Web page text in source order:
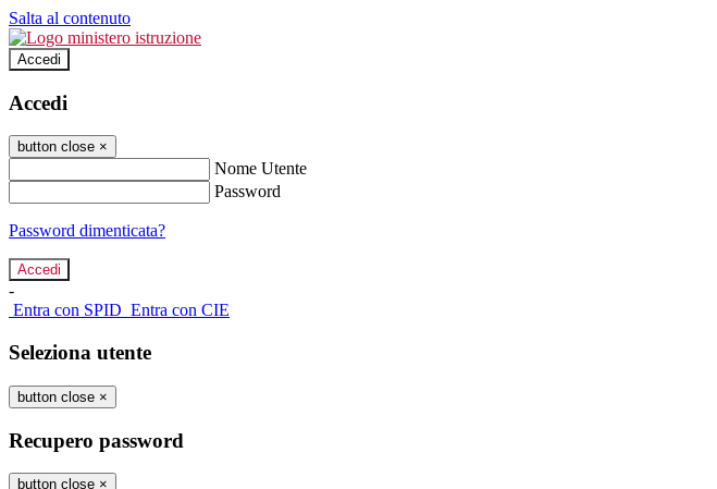
Salta al contenuto
Accedi
Accedi
button close ×
Nome Utente
Password
Password dimenticata?
-
Entra con SPID Entra con CIE
Seleziona utente
button close ×
Recupero password
button close ×